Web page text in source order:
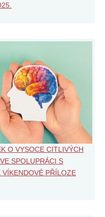
O VYSOCE CITLIVÝCH
SPOLUPRÁCI S
PŘÍLOZE